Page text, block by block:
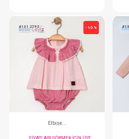
Elbise...
FIYATLARI GÖRMEK IÇIN ÜYE
OLUNUZ
#131.2792